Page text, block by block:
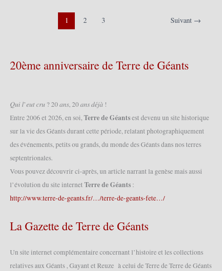
2016
(14/05/2016)
1 2 3 Suivant →
20ème anniversaire de Terre de Géants
𝑄𝑢𝑖 𝑙’𝑒𝑢𝑡 𝑐𝑟𝑢 ? 20 𝑎𝑛𝑠, 20 𝑎𝑛𝑠 𝑑𝑒́𝑗𝑎̀ !
Entre 2006 et 2026, en soi, Terre de Géantsest devenu un site historique
sur la vie des Géants durant cette période, relatant photographiquement
des événements, petits ou grands, du monde des Géants dans nos terres
septentrionales.
Vous pouvez découvrir ci-après, un article narrant la genèse mais aussi
l’évolution du site internet Terre de Géants :
http://www.terre-de-geants.fr/…/terre-de-geants-fete…/
La Gazette de Terre de Géants
Un site internet complémentaire concernant l’histoire et les collections
relatives aux Géants , Gayant et Reuze à celui de Terre de Terre de Géants